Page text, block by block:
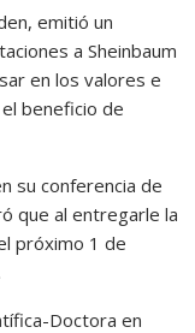
emitió un
a Sheinbaum
en los valores e
beneficio de
su conferencia de
que al entregarle la
próximo 1 de
Doctora en